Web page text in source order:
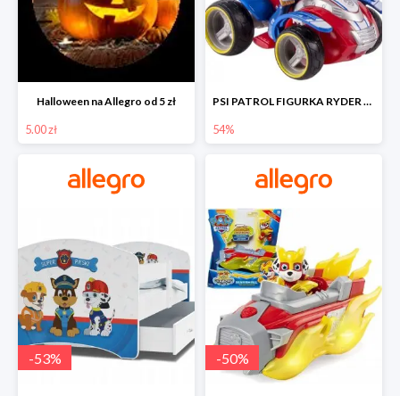
Halloween na Allegro od 5 zł
5.00 zł
PSI PATROL FIGURKA RYDER + QUAD POJAZD RATUNKOWY -54%
54%
-53% -50%